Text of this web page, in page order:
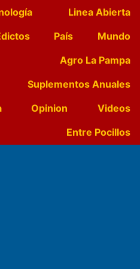
Linea Abierta
País
Mundo
Agro La Pampa
Suplementos Anuales
Opinion
Videos
Entre Pocillos